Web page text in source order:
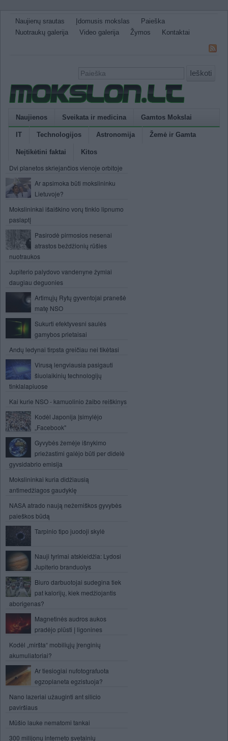
Naujienų srautas Įdomusis mokslas
Paieška
Nuotraukų galerija
Video galerija Žymos Kontaktai
Ieškoti
Naujienos Sveikata ir medicina Gamtos Mokslai
IT Technologijos Astronomija Žemė ir Gamta
Neįtikėtini faktai Kitos
Dvi planetos skriejančios vienoje orbitoje
Ar apsimoka būti mokslininku
Lietuvoje?
Mokslininkai išaiškino vorų tinklo lipnumo
paslaptį
Pasirodė pirmosios nesenai
atrastos beždžionių rūšies
nuotraukos
Jupiterio palydovo vandenyne žymiai
daugiau deguonies
Artimųjų Rytų gyventojai pranešė
matę NSO
Sukurti efektyvesni saulės
gamybos prietaisai
Andų ledynai tirpsta greičiau nei tikėtasi
Virusą lengviausia pasigauti
šiuolaikinių technologijų
tinklalapiuose
Kai kurie NSO - kamuolinio žaibo reiškinys
Kodėl Japonija įsimylėjo
„Facebook"
Gyvybės žemėje išnykimo
priežastimi galėjo būti per didelė
gyvsidabrio emisija
Mokslininkai kuria didžiausią
antimedžiagos gaudyklę
NASA atrado naują nežemiškos gyvybės
paieškos būdą
Tarpinio tipo juodoji skylė
Nauji tyrimai atskleidžia: Lydosi
Jupiterio branduolys
Biuro darbuotojai sudegina tiek
pat kalorijų, kiek medžiojantis
aborigenas?
Magnetinės audros aukos
pradėjo plūsti į ligonines
Kodėl „miršta“ mobiliųjų įrenginių
akumuliatoriai?
Ar tiesiogiai nufotografuota
egzoplaneta egzistuoja?
Nano lazeriai užauginti ant silicio
paviršiaus
Mūšio lauke nematomi tankai
300 milijonų interneto svetainių